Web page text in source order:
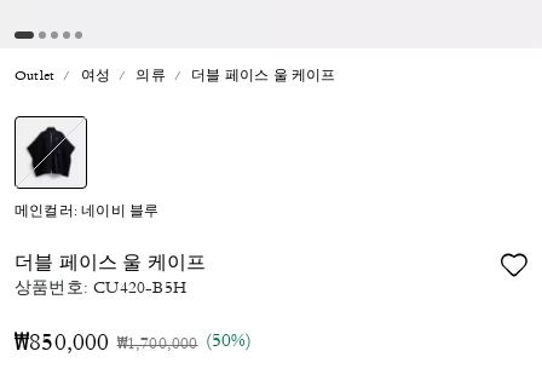
Outlet 여성 의류 더블 페이스 울 케이프
메인컬러: 네이비 블루
더블 페이스 울 케이프
상품번호:CU420-B5H
₩850,000 가격 인하 전
₩1,700,000인하됨
(50%)